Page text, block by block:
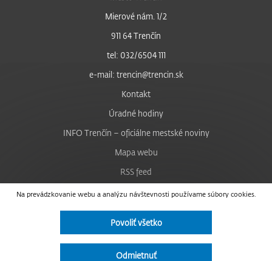
Na prevádzkovanie webu a analýzu návštevnosti používame súbory cookies.
Povoliť všetko
Odmietnuť
Mierové nám. 1/2
911 64 Trenčín
tel: 032/6504 111
e-mail: trencin@trencin.sk
Kontakt
Úradné hodiny
INFO Trenčín – oficiálne mestské noviny
Mapa webu
RSS feed
Nastavenie cookies
Facebook
Instagram